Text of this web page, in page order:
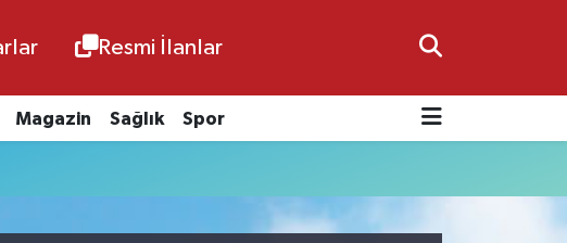
Resmi İlanlar
Magazin Sağlık Spor